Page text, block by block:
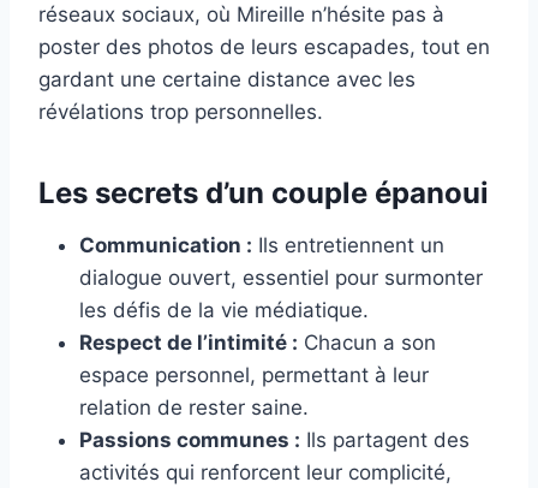
réseaux sociaux, où Mireille n’hésite pas à
poster des photos de leurs escapades, tout en
gardant une certaine distance avec les
révélations trop personnelles.
Les secrets d’un couple épanoui
Communication : Ils entretiennent un
dialogue ouvert, essentiel pour surmonter
les défis de la vie médiatique.
Respect de l’intimité : Chacun a son
espace personnel, permettant à leur
relation de rester saine.
Passions communes : Ils partagent des
activités qui renforcent leur complicité,